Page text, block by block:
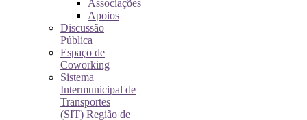
Associações
Apoios
Discussão
Pública
Espaço de
Coworking
Sistema
Intermunicipal de
Transportes
(SIT) Região de